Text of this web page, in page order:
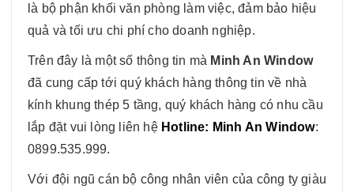
là bộ phận khối văn phòng làm việc, đảm bảo hiệu
quả và tối ưu chi phí cho doanh nghiệp.
Trên đây là một số thông tin mà Minh An Window
đã cung cấp tới quý khách hàng thông tin về nhà
kính khung thép 5 tầng, quý khách hàng có nhu cầu
lắp đặt vui lòng liên hệHotline: Minh An Window:
0899.535.999.
Với đội ngũ cán bộ công nhân viên của công ty giàu